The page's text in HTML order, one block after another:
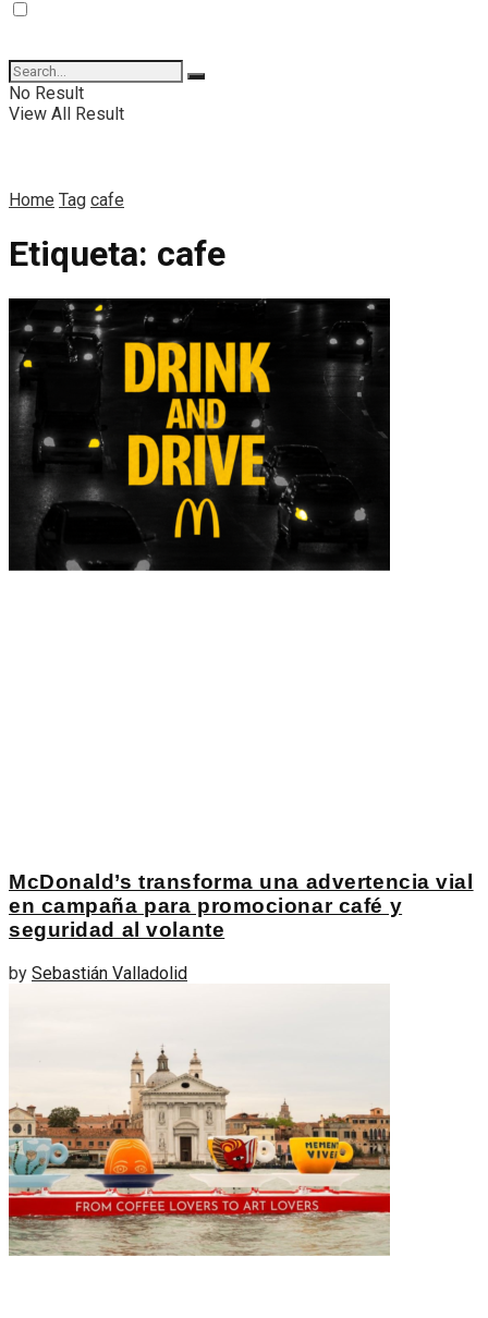
No Result
View All Result
Home Tag cafe
Etiqueta: cafe
McDonald’s transforma una advertencia vial
en campaña para promocionar café y
seguridad al volante
by Sebastián Valladolid